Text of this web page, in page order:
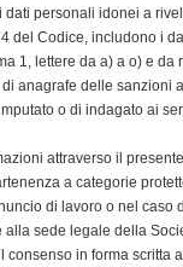
personali idonei a
del Codice, includono i
1, lettere da a) a o) e da
anagrafe delle sanzioni
o di indagato ai
attraverso il
a categorie
di lavoro o nel caso
sede legale della
in forma scritta